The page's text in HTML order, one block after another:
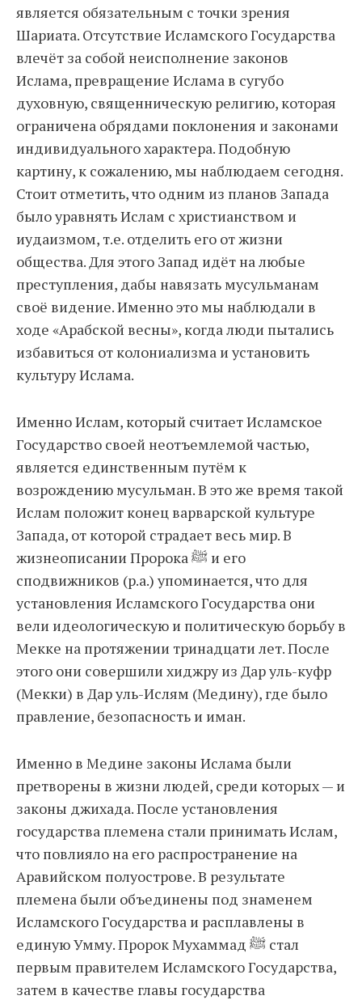
является обязательным с точки зрения
Шариата. Отсутствие Исламского Государства
влечёт за собой неисполнение законов
Ислама, превращение Ислама в сугубо
духовную, священническую религию, которая
ограничена обрядами поклонения и законами
индивидуального характера. Подобную
картину, к сожалению, мы наблюдаем сегодня.
Стоит отметить, что одним из планов Запада
было уравнять Ислам с христианством и
иудаизмом, т.е. отделить его от жизни
общества. Для этого Запад идёт на любые
преступления, дабы навязать мусульманам
своё видение. Именно это мы наблюдали в
ходе «Арабской весны», когда люди пытались
избавиться от колониализма и установить
культуру Ислама.
Именно Ислам, который считает Исламское
Государство своей неотъемлемой частью,
является единственным путём к
возрождению мусульман. В это же время такой
Ислам положит конец варварской культуре
Запада, от которой страдает весь мир. В
жизнеописании Пророка ﷺ и его
сподвижников (р.а.) упоминается, что для
установления Исламского Государства они
вели идеологическую и политическую борьбу в
Мекке на протяжении тринадцати лет. После
этого они совершили хиджру из Дар уль-куфр
(Мекки) в Дар уль-Ислям (Медину), где было
правление, безопасность и иман.
Именно в Медине законы Ислама были
претворены в жизни людей, среди которых — и
законы джихада. После установления
государства племена стали принимать Ислам,
что повлияло на его распространение на
Аравийском полуострове. В результате
племена были объединены под знаменем
Исламского Государства и расплавлены в
единую Умму. Пророк Мухаммад ﷺ стал
первым правителем Исламского Государства,
затем в качестве главы государства